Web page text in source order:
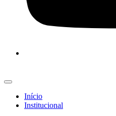
Início
Institucional